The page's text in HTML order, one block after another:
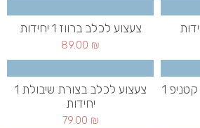
צעצוע לכלב ברווז 1 יחידות
89.00 ₪
צעצוע לחתול ציפור עם קטניפ 1
צעצוע לכלב בצורת שיבולת 1
יחידות
79.00 ₪